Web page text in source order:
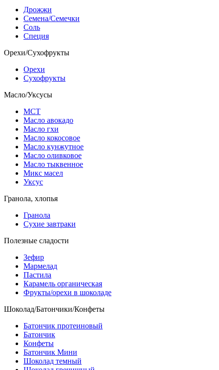
Дрожжи
Семена/Семечки
Соль
Специя
Орехи/Сухофрукты
Орехи
Сухофрукты
Масло/Уксусы
МСТ
Масло авокадо
Масло гхи
Масло кокосовое
Масло кунжутное
Масло оливковое
Масло тыквенное
Микс масел
Уксус
Гранола, хлопья
Гранола
Сухие завтраки
Полезные сладости
Зефир
Мармелад
Пастила
Карамель органическая
Фрукты/орехи в шоколаде
Шоколад/Батончики/Конфеты
Батончик протеиновый
Батончик
Конфеты
Батончик Мини
Шоколад темный